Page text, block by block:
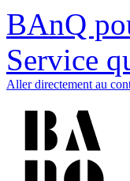
BAnQ
Service
Aller directement au